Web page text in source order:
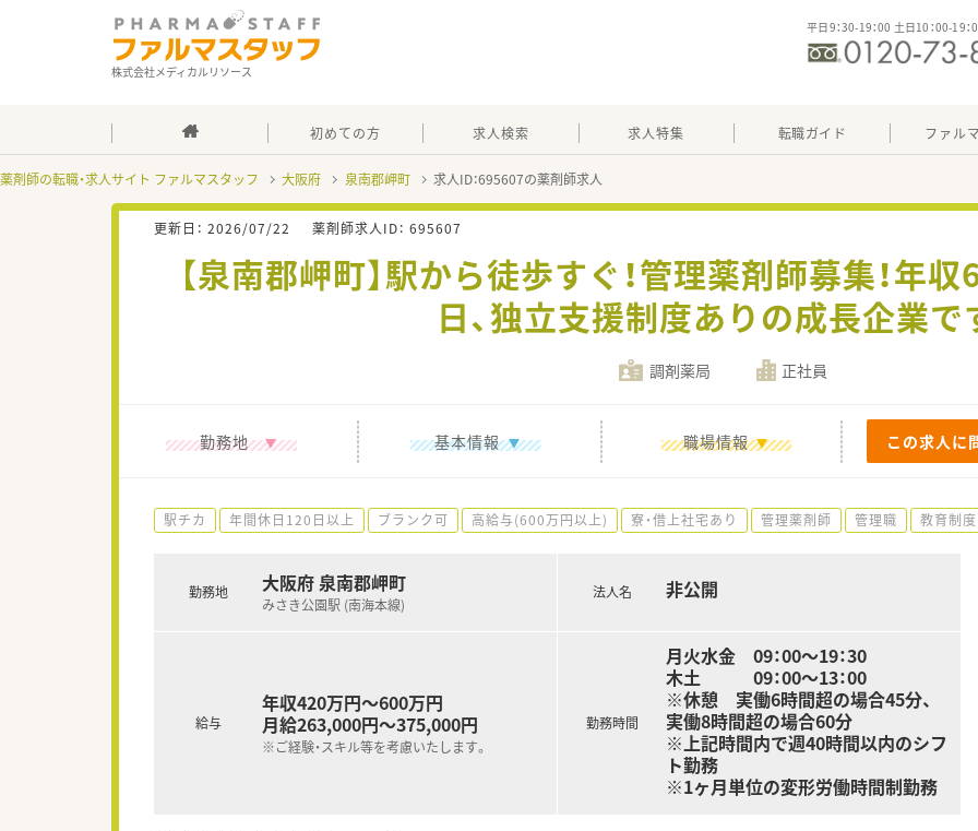
株式会社メディカルリソース
平日9：30-19：00 土日10：00-19：
初めての方 求人検索 求人特集 転職ガイド ファル
薬剤師の転職・求人サイト ファルマスタッフ 大阪府 泉南郡岬町 求人ID：695607の薬剤師求人
更新日： 2026/07/22 薬剤師求人ID： 695607
【泉南郡岬町】駅から徒歩すぐ！管理薬剤師募集！
日、独立支援制度ありの成長企業
調剤薬局 正社員
勤務地 基本情報 職場情報 この求人に
駅チカ 年間休日120日以上 ブランク可 高給与(600万円以上) 寮・借上社宅あり 管理薬剤師 管理職 教育制
勤務地 大阪府 泉南郡岬町
みさき公園駅 (南海本線)
給与
年収420万円～600万円
月給263,000円～375,000円
※ご経験・スキル等を考慮いたします。
法人名 非公開
勤務時間
月火水金 09：00～19：30
木土 09：00～13：00
※休憩 実働6時間超の場合45分、
実働8時間超の場合60分
※上記時間内で週40時間以内のシフ
ト勤務
※1ヶ月単位の変形労働時間制勤務